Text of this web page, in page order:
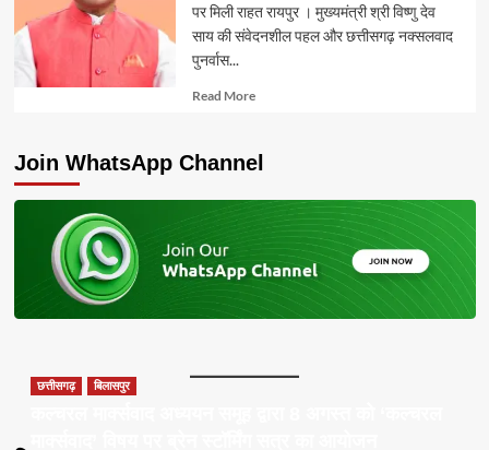
पर मिली राहत रायपुर । मुख्यमंत्री श्री विष्णु देव
साय की संवेदनशील पहल और छत्तीसगढ़ नक्सलवाद
पुनर्वास...
Read MoreRead
Join WhatsApp Channel
छत्तीसगढ़ बिलासपुर